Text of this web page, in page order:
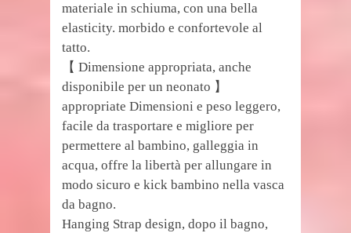
materiale in schiuma, con una bella
elasticity. morbido e confortevole al
tatto.
【 Dimensione appropriata, anche
disponibile per un neonato 】
appropriate Dimensioni e peso leggero,
facile da trasportare e migliore per
permettere al bambino, galleggia in
acqua, offre la libertà per allungare in
modo sicuro e kick bambino nella vasca
da bagno.
Hanging Strap design, dopo il bagno,